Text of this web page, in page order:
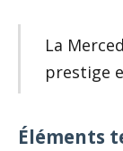
La
prestige
Éléments